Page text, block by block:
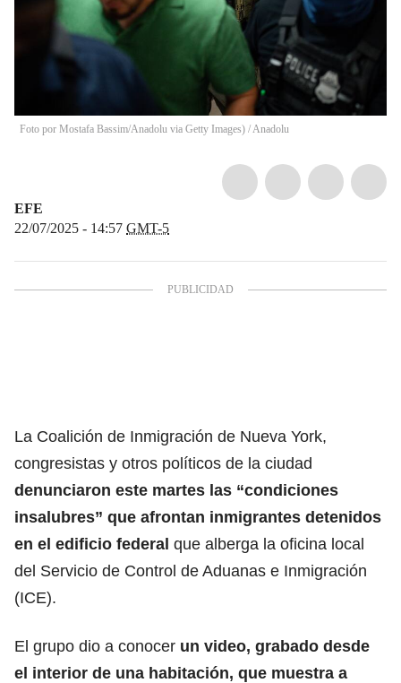
Foto por Mostafa Bassim/Anadolu via Getty Images) /Anadolu
EFE
22/07/2025 - 14:57 GMT-5
La Coalición de Inmigración de Nueva York,
congresistas y otros políticos de la ciudad
denunciaron este martes las “condiciones
insalubres” que afrontan inmigrantes detenidos
en el edificio federal que alberga la oficina local
del Servicio de Control de Aduanas e Inmigración
(ICE).
El grupo dio a conocer un video, grabado desde
el interior de una habitación, que muestra a